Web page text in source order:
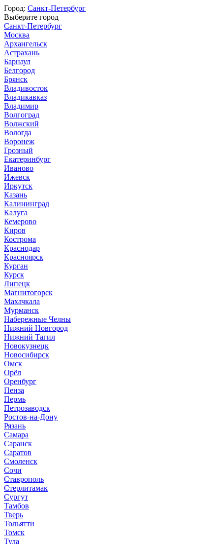
Город: Санкт-Петербург
Выберите город
Санкт-Петербург
Москва
Архангельск
Астрахань
Барнаул
Белгород
Брянск
Владивосток
Владикавказ
Владимир
Волгоград
Волжский
Вологда
Воронеж
Грозный
Екатеринбург
Иваново
Ижевск
Иркутск
Казань
Калининград
Калуга
Кемерово
Киров
Кострома
Краснодар
Красноярск
Курган
Курск
Липецк
Магнитогорск
Махачкала
Мурманск
Набережные Челны
Нижний Новгород
Нижний Тагил
Новокузнецк
Новосибирск
Омск
Орёл
Оренбург
Пенза
Пермь
Петрозаводск
Ростов-на-Дону
Рязань
Самара
Саранск
Саратов
Смоленск
Сочи
Ставрополь
Стерлитамак
Сургут
Тамбов
Тверь
Тольятти
Томск
Тула